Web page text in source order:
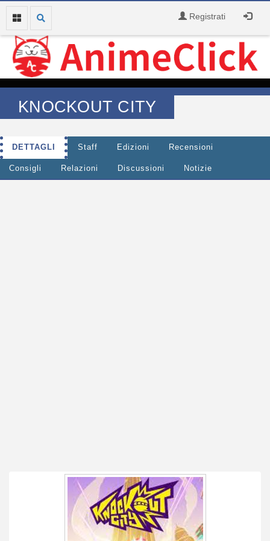
Registrati
KNOCKOUT CITY
DETTAGLI Staff Edizioni Recensioni
Consigli Relazioni Discussioni Notizie